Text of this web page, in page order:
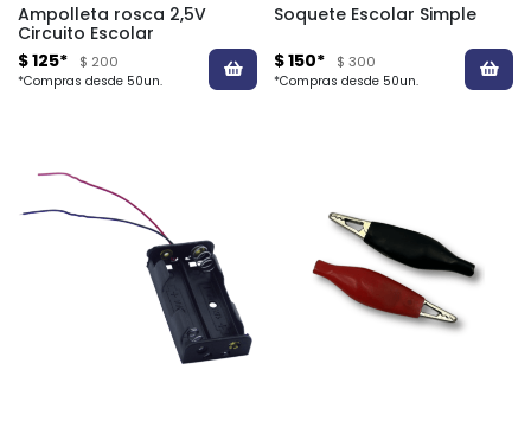
Ampolleta rosca 2,5V
Circuito Escolar
$ 125*
$ 200
*Compras desde 50un.
Soquete Escolar Simple
$ 150*
$ 300
*Compras desde 50un.